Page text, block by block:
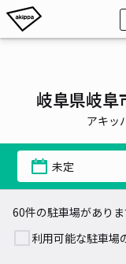
岐阜県岐阜
アキッ
未定
60件の駐車場があり
利用可能な駐車場